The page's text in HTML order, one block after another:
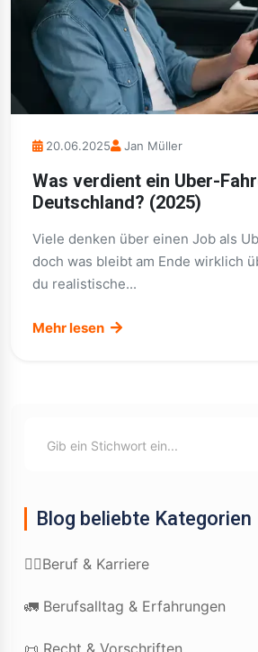
20.06.2025 Jan Müller
Was verdient ein Uber-
Deutschland? (2025)
Viele denken über einen Job als
doch was bleibt am Ende wirklich
du realistische...
Mehr lesen
Blog beliebte Kategorien
👷‍♂️Beruf & Karriere
🚛 Berufsalltag & Erfahrungen
📜 Recht & Vorschriften